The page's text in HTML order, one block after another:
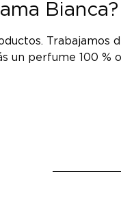
Bianca?
Trabajamos
un perfume 100 %